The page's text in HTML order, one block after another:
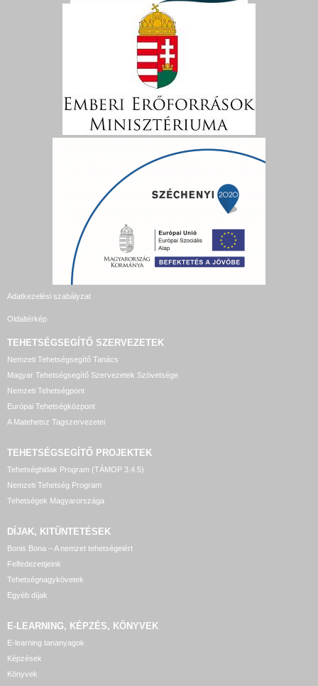
Adatkezelési szabályzat
Oldaltérkép
TEHETSÉGSEGÍTŐ SZERVEZETEK
Nemzeti Tehetségsegítő Tanács
Magyar Tehetségsegítő Szervezetek Szövetsége
Nemzeti Tehetségpont
Európai Tehetségközpont
A Matehetsz Tagszervezetei
TEHETSÉGSEGÍTŐ PROJEKTEK
Tehetséghidak Program (TÁMOP 3.4.5)
Nemzeti Tehetség Program
Tehetségek Magyarországa
DÍJAK, KITÜNTETÉSEK
Bonis Bona – A nemzet tehetségeiért
Felfedezettjeink
Tehetségnagykövetek
Egyéb díjak
E-LEARNING, KÉPZÉS, KÖNYVEK
E-learning tananyagok
Képzések
Könyvek